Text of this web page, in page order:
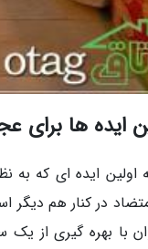
ایده ها برای
اولین ایده ای که به
در کنار هم
با بهره گیری از